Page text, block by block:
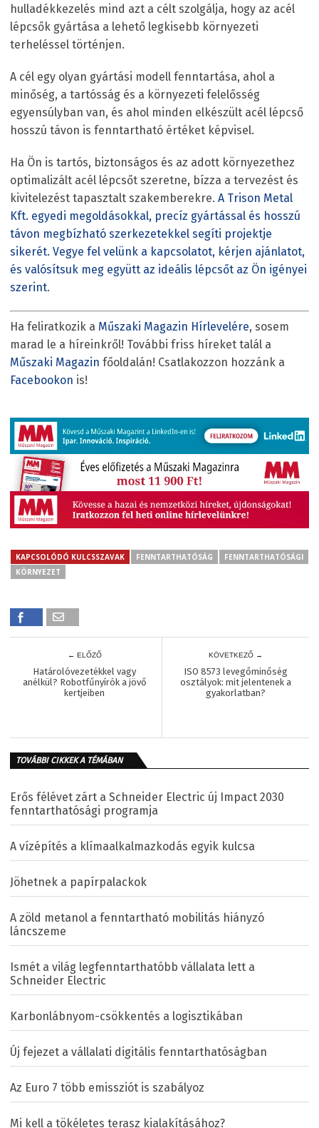
hulladékkezelés mind azt a célt szolgálja, hogy az acél
lépcsők gyártása a lehető legkisebb környezeti
terheléssel történjen.
A cél egy olyan gyártási modell fenntartása, ahol a
minőség, a tartósság és a környezeti felelősség
egyensúlyban van, és ahol minden elkészült acél lépcső
hosszú távon is fenntartható értéket képvisel.
Ha Ön is tartós, biztonságos és az adott környezethez
optimalizált acél lépcsőt szeretne, bízza a tervezést és
kivitelezést tapasztalt szakemberekre. A Trison Metal
Kft. egyedi megoldásokkal, precíz gyártással és hosszú
távon megbízható szerkezetekkel segíti projektje
sikerét. Vegye fel velünk a kapcsolatot, kérjen ajánlatot,
és valósítsuk meg együtt az ideális lépcsőt az Ön igényei
szerint.
Ha feliratkozik a Műszaki Magazin Hírlevelére, sosem
marad le a híreinkről! További friss híreket talál a
Műszaki Magazin főoldalán! Csatlakozzon hozzánk a
Facebookon is!
KAPCSOLÓDÓ KULCSSZAVAK FENNTARTHATÓSÁG
FENNTARTHATÓSÁGI
KÖRNYEZET
← ELŐZŐ
Határolóvezetékkel vagy
anélkül? Robotfűnyírók a jövő
kertjeiben
KÖVETKEZŐ →
ISO 8573 levegőminőség
osztályok: mit jelentenek a
gyakorlatban?
TOVÁBBI CIKKEK A TÉMÁBAN
Erős félévet zárt a Schneider Electric új Impact 2030
fenntarthatósági programja
A vízépítés a klímaalkalmazkodás egyik kulcsa
Jöhetnek a papírpalackok
A zöld metanol a fenntartható mobilitás hiányzó
láncszeme
Ismét a világ legfenntarthatóbb vállalata lett a
Schneider Electric
Karbonlábnyom-csökkentés a logisztikában
Új fejezet a vállalati digitális fenntarthatóságban
Az Euro 7 több emissziót is szabályoz
Mi kell a tökéletes terasz kialakításához?